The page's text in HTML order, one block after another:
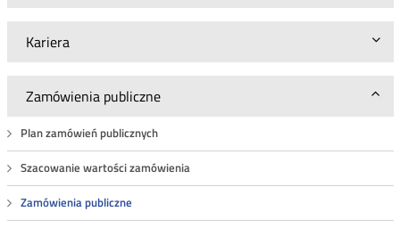
Kariera
Zamówienia publiczne
Plan zamówień publicznych
Szacowanie wartości zamówienia
Zamówienia publiczne